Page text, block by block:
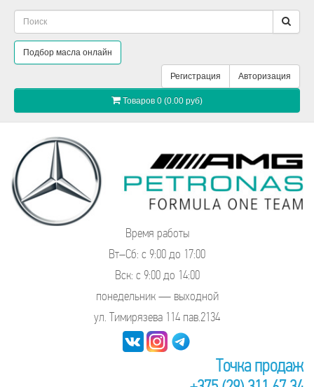
Подбор масла онлайн
Регистрация Авторизация
Товаров 0 (0.00 руб)
Время работы
Вт–Сб: с 9:00 до 17:00
Вск: с 9:00 до 14:00
понедельник — выходной
ул. Тимирязева 114 пав.2134
Точка продаж